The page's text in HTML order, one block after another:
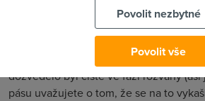
zdrojového textu (plné znění na
nerozjeli projekt MovieZone.cz tajně.
zmíněného 1. října, kdy už nikdo z nich
nepracoval. V době, kdy se o něm
dozvědělo byl čistě ve fázi rozvahy
pásu uvažujete o tom, že se na to
Povolit nezbytné
Povolit vše